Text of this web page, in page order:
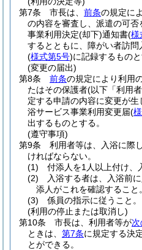
第7条
市長は、 前条の規定に
の内容を審査し、派遣の可
事業利用決定(却下)通知書(様
するとともに、障がい者訪
(様式第5号)に記録するものと
(変更の届出)
第8条
前条の規定により利用
たはその保護者(以下「利用
定する申請の内容に変更が
浴サービス事業利用変更届(
出するものとする。
(遵守事項)
第9条
利用者等は、入浴に際
ければならない。
(1)
付添人を1人以上付け、
(2)
入浴する者は、入浴前
添人がこれを確認すること。
(3)
係員の指示に従うこと。
(利用の停止または取消し)
第10条
市長は、利用者等が次
ときは、 第7条に規定する決
とができる。